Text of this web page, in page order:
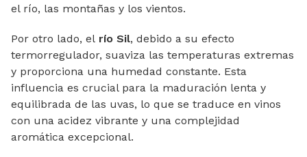
el río, las montañas y los vientos.
Por otro lado, el río Sil, debido a su efecto
termorregulador, suaviza las temperaturas extremas
y proporciona una humedad constante. Esta
influencia es crucial para la maduración lenta y
equilibrada de las uvas, lo que se traduce en vinos
con una acidez vibrante y una complejidad
aromática excepcional.